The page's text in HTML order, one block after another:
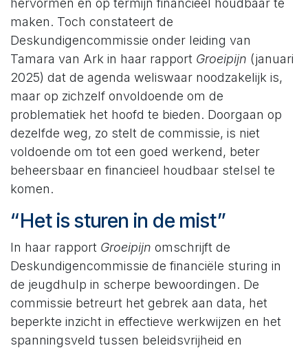
hervormen en op termijn financieel houdbaar te
maken. Toch constateert de
Deskundigencommissie onder leiding van
Tamara van Ark in haar rapport Groeipijn (januari
2025) dat de agenda weliswaar noodzakelijk is,
maar op zichzelf onvoldoende om de
problematiek het hoofd te bieden. Doorgaan op
dezelfde weg, zo stelt de commissie, is niet
voldoende om tot een goed werkend, beter
beheersbaar en financieel houdbaar stelsel te
komen.
“Het is sturen in de mist”
In haar rapport Groeipijn omschrijft de
Deskundigencommissie de financiële sturing in
de jeugdhulp in scherpe bewoordingen. De
commissie betreurt het gebrek aan data, het
beperkte inzicht in effectieve werkwijzen en het
spanningsveld tussen beleidsvrijheid en